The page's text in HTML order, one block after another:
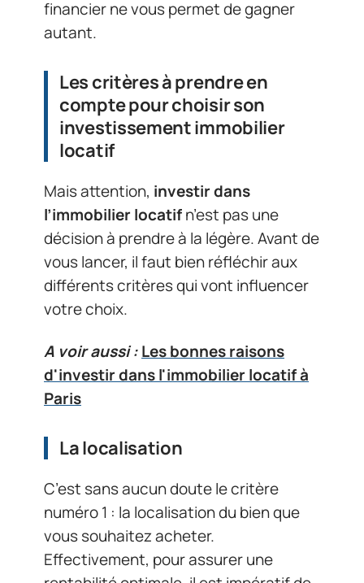
financier ne vous permet de gagner
autant.
Les critères à prendre en
compte pour choisir son
investissement immobilier
locatif
Mais attention, investir dans
l’immobilier locatifn’est pas une
décision à prendre à la légère. Avant de
vous lancer, il faut bien réfléchir aux
différents critères qui vont influencer
votre choix.
A voir aussi :Les bonnes raisons
d'investir dans l'immobilier locatif à
Paris
La localisation
C’est sans aucun doute le critère
numéro 1 : la localisation du bien que
vous souhaitez acheter.
Effectivement, pour assurer une